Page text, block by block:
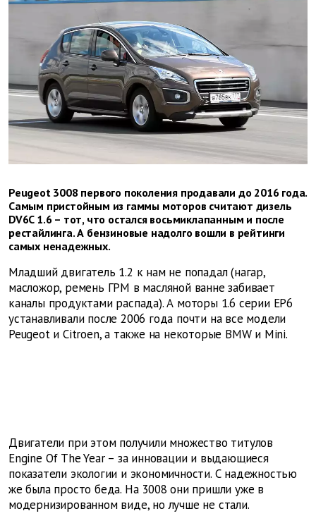
Peugeot 3008 первого поколения продавали до 2016 года.
Самым пристойным из гаммы моторов считают дизель
DV6C 1.6 – тот, что остался восьмиклапанным и после
рестайлинга. А бензиновые надолго вошли в рейтинги
самых ненадежных.
Младший двигатель 1.2 к нам не попадал (нагар,
масложор, ремень ГРМ в масляной ванне забивает
каналы продуктами распада). А моторы 1.6 серии EP6
устанавливали после 2006 года почти на все модели
Peugeot и Citroen, а также на некоторые BMW и Mini.
Двигатели при этом получили множество титулов
Engine Of The Year – за инновации и выдающиеся
показатели экологии и экономичности. С надежностью
же была просто беда. На 3008 они пришли уже в
модернизированном виде, но лучше не стали.